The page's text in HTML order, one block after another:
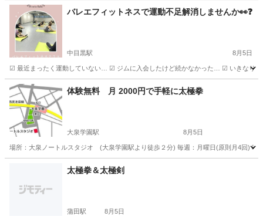
バレエフィットネスで運動不足解消しませんか👀❓
中目黒駅 8月5日
☑︎ 最近まったく運動していない… ︎︎︎︎︎︎☑︎ ジムに入会したけど続かなかった… ︎︎︎︎︎︎☑︎ いきなり
東京 目黒区 中目黒駅 その他 運動不足
体験無料 月 2000円で手軽に太極拳
大泉学園駅 8月5日
場所：大泉ノートルスタジオ (大泉学園駅より徒歩２分) 毎週：月曜日(原則月4回) 時
大泉学園駅 太極拳
太極拳＆太極剣
蒲田駅 8月5日